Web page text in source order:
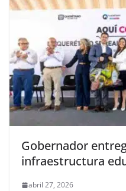
Gobernador
infraestructura
abril 27, 2026